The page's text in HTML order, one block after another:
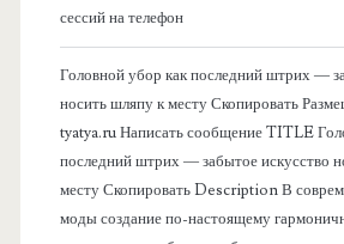
сессий на телефон
Головной убор как последний штрих —
носить шляпу к месту Скопировать
tyatya.ru Написать сообщение TITLE
последний штрих — забытое искусство
месту Скопировать Description В
моды создание по-настоящему